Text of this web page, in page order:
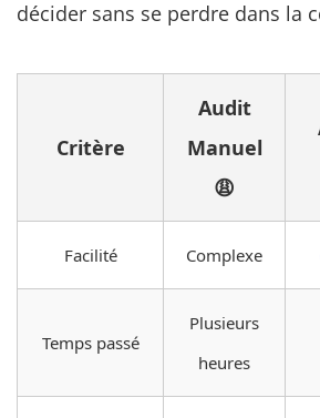
décider sans se perdre dans la
Critère
Audit
Manuel
😩
Facilité Complexe
Temps passé
Plusieurs
heures